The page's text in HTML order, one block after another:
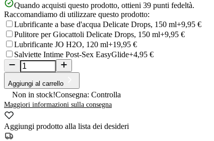
Quando acquisti questo prodotto, ottieni 39 punti fedeltà.
Raccomandiamo di utilizzare questo prodotto:
Lubrificante a base d'acqua Delicate Drops, 150 ml+9,95 €
Pulitore per Giocattoli Delicate Drops, 150 ml+9,95 €
Lubrificante JO H2O, 120 ml+19,95 €
Salviette Intime Post-Sex EasyGlide+4,95 €
Aggiungi al carrello
Non in stock!Consegna: Controlla
Maggiori informazioni sulla consegna
Aggiungi prodotto alla lista dei desideri